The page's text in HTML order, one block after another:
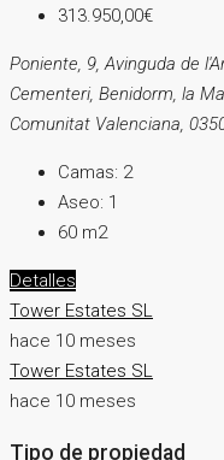
313.950,00€
Poniente, 9, Avinguda de
Cementeri, Benidorm, la
Comunitat Valenciana,
Camas: 2
Aseo: 1
60 m2
Detalles
Tower Estates SL
hace 10 meses
Tower Estates SL
hace 10 meses
Tipo de propiedad